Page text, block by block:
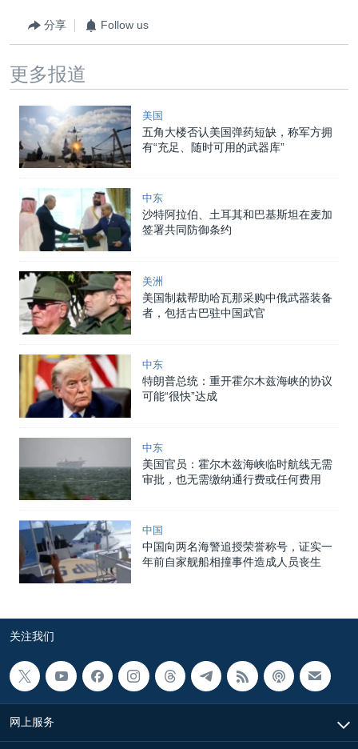
分享 Follow us
更多报道
美国
五角大楼否认美国弹药短缺，称军方拥
有“充足、随时可用的武器库”
中东
沙特阿拉伯、土耳其和巴基斯坦在麦加
签署共同防御条约
美洲
美国制裁帮助哈瓦那采购中俄武器装备
者，包括古巴驻中国武官
中东
特朗普总统：重开霍尔木兹海峡的协议
可能“很快”达成
中东
美国官员：霍尔木兹海峡临时航线无需
审批，也无需缴纳通行费或任何费用
中国
中国向两名海警追授荣誉称号，证实一
年前自家舰船相撞事件造成人员丧生
关注我们
网上服务